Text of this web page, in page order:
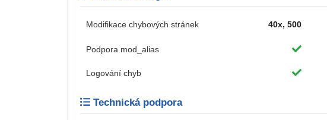
Modifikace chybových stránek 40x, 500
Podpora mod_alias
Logování chyb
Technická podpora